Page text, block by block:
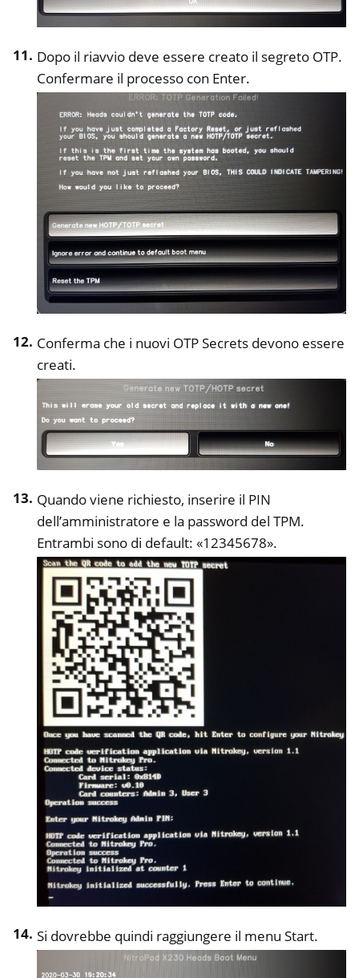
Dopo il riavvio deve essere creato il segreto OTP.
Confermare il processo con Enter.
Conferma che i nuovi OTP Secrets devono essere
creati.
Quando viene richiesto, inserire il PIN
dell’amministratore e la password del TPM.
Entrambi sono di default: «12345678».
Si dovrebbe quindi raggiungere il menu Start.